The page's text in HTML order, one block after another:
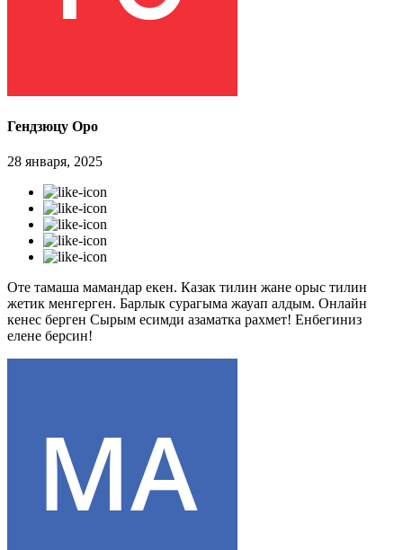
Гендзюцу Оро
28 января, 2025
Оте тамаша мамандар екен. Казак тилин жане орыс тилин
жетик менгерген. Барлык сурагыма жауап алдым. Онлайн
кенес берген Сырым есимди азаматка рахмет! Енбегиниз
елене берсин!